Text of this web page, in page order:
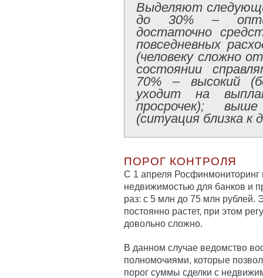
Выделяют
до 30% –
достаточно
повседневных
(человеку сложно
состоянии
70% – высокий
уходит на
просрочек);
(ситуация близка к
ПОРОГ КОНТРОЛЯ
С 1 апреля Росфинмониторинг
недвижимостью для банков и
раз: с 5 млн до 75 млн рублей.
постоянно растет, при этом
довольно сложно.
В данном случае ведомство
полномочиями, которые
порог суммы сделки с